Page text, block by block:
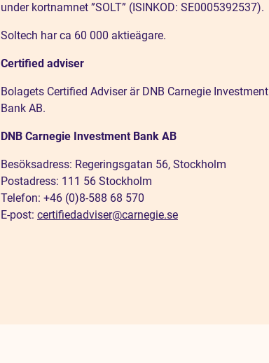
under kortnamnet ”SOLT” (ISINKOD: SE0005392537).
Soltech har ca 60 000 aktieägare.
Certified adviser
Bolagets Certified Adviser är DNB Carnegie Investment
Bank AB.
DNB Carnegie Investment Bank AB
Besöksadress: Regeringsgatan 56, Stockholm
Postadress: 111 56 Stockholm
Telefon: +46 (0)8-588 68 570
E-post: certifiedadviser@carnegie.se